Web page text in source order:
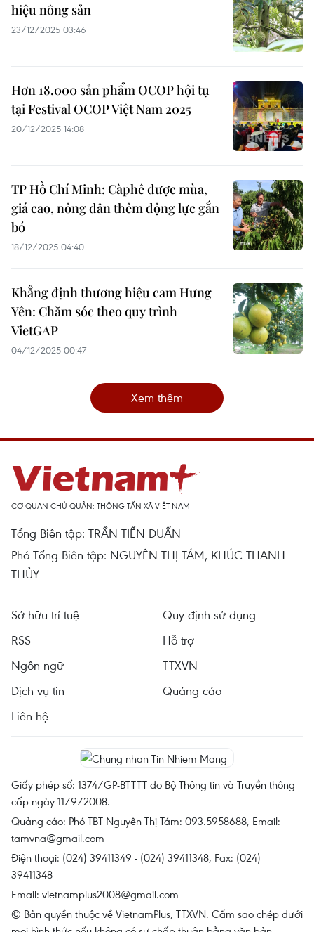
hiệu nông sản
23/12/2025 03:46
Hơn 18.000 sản phẩm OCOP hội tụ
tại Festival OCOP Việt Nam 2025
20/12/2025 14:08
TP Hồ Chí Minh: Càphê được mùa,
giá cao, nông dân thêm động lực gắn
bó
18/12/2025 04:40
Khẳng định thương hiệu cam Hưng
Yên: Chăm sóc theo quy trình
VietGAP
04/12/2025 00:47
Xem thêm
CƠ QUAN CHỦ QUẢN: THÔNG TẤN XÃ VIỆT NAM
Tổng Biên tập: TRẦN TIẾN DUẨN
Phó Tổng Biên tập: NGUYỄN THỊ TÁM, KHÚC THANH
THỦY
Sở hữu trí tuệ
Quy định sử dụng
RSS
Hỗ trợ
Ngôn ngữ
TTXVN
Dịch vụ tin
Quảng cáo
Liên hệ
Giấy phép số: 1374/GP-BTTTT do Bộ Thông tin và Truyền thông
cấp ngày 11/9/2008.
Quảng cáo: Phó TBT Nguyễn Thị Tám: 093.5958688, Email:
tamvna@gmail.com
Điện thoại: (024) 39411349 - (024) 39411348, Fax: (024)
39411348
Email: vietnamplus2008@gmail.com
© Bản quyền thuộc về VietnamPlus, TTXVN. Cấm sao chép dưới